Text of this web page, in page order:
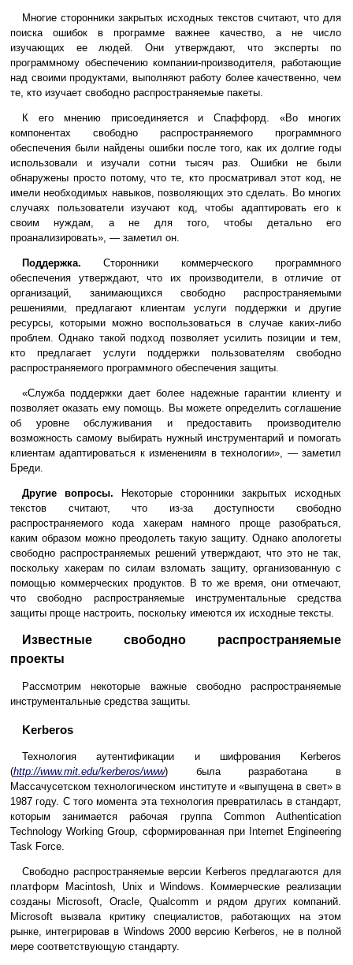
Многие сторонники закрытых исходных текстов считают, что для
поиска ошибок в программе важнее качество, а не число
изучающих ее людей. Они утверждают, что эксперты по
программному обеспечению компании-производителя, работающие
над своими продуктами, выполняют работу более качественно, чем
те, кто изучает свободно распространяемые пакеты.
К его мнению присоединяется и Спаффорд. «Во многих
компонентах свободно распространяемого программного
обеспечения были найдены ошибки после того, как их долгие годы
использовали и изучали сотни тысяч раз. Ошибки не были
обнаружены просто потому, что те, кто просматривал этот код, не
имели необходимых навыков, позволяющих это сделать. Во многих
случаях пользователи изучают код, чтобы адаптировать его к
своим нуждам, а не для того, чтобы детально его
проанализировать», — заметил он.
Поддержка. Сторонники коммерческого программного
обеспечения утверждают, что их производители, в отличие от
организаций, занимающихся свободно распространяемыми
решениями, предлагают клиентам услуги поддержки и другие
ресурсы, которыми можно воспользоваться в случае каких-либо
проблем. Однако такой подход позволяет усилить позиции и тем,
кто предлагает услуги поддержки пользователям свободно
распространяемого программного обеспечения защиты.
«Служба поддержки дает более надежные гарантии клиенту и
позволяет оказать ему помощь. Вы можете определить соглашение
об уровне обслуживания и предоставить производителю
возможность самому выбирать нужный инструментарий и помогать
клиентам адаптироваться к изменениям в технологии», — заметил
Бреди.
Другие вопросы. Некоторые сторонники закрытых исходных
текстов считают, что из-за доступности свободно
распространяемого кода хакерам намного проще разобраться,
каким образом можно преодолеть такую защиту. Однако апологеты
свободно распространяемых решений утверждают, что это не так,
поскольку хакерам по силам взломать защиту, организованную с
помощью коммерческих продуктов. В то же время, они отмечают,
что свободно распространяемые инструментальные средства
защиты проще настроить, поскольку имеются их исходные тексты.
Известные свободно распространяемые
проекты
Рассмотрим некоторые важные свободно распространяемые
инструментальные средства защиты.
Kerberos
Технология аутентификации и шифрования Kerberos
(http://www.mit.edu/kerberos/www) была разработана в
Массачусетском технологическом институте и «выпущена в свет» в
1987 году. С того момента эта технология превратилась в стандарт,
которым занимается рабочая группа Common Authentication
Technology Working Group, сформированная при Internet Engineering
Task Force.
Свободно распространяемые версии Kerberos предлагаются для
платформ Macintosh, Unix и Windows. Коммерческие реализации
созданы Microsoft, Oracle, Qualcomm и рядом других компаний.
Microsoft вызвала критику специалистов, работающих на этом
рынке, интегрировав в Windows 2000 версию Kerberos, не в полной
мере соответствующую стандарту.